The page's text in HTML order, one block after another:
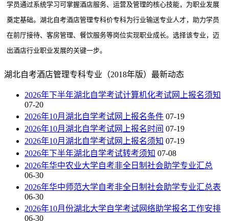
学员通过系统学习可掌握酒店服务、运营及管理的核心技能，为职业发展
奠定基础。湖北自考酒店管理专科价专科为行业输送专业人才，助力学员
在前厅接待、客房管理、餐饮服务等岗位实现职业成长。选择该专业，迈
出酒店行业职业发展的关键一步。
湖北自考酒店管理专科专业（2018年版）最新动态
2026年下半年湖北自学考试计算机化考试网上报名须知
07-20
2026年10月湖北自学考试网上报名条件 07-19
2026年10月湖北自学考试网上报名时间 07-19
2026年10月湖北自学考试网上报名须知 07-19
2026年下半年湖北自学考试转考须知 07-08
2026年华中农业大学自考非全日制社会助学专业汇总
06-30
2026年华中师范大学自考非全日制社会助学专业汇总表
06-30
2026年10月份湖北大学自学考试网络助学报名工作安排
06-30